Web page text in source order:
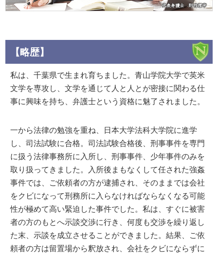
【略歴】
私は、千葉県で生まれ育ちました。青山学院大学で英米
文学を専攻し、文学を通じて人と人とが密接に関わる仕
事に興味を持ち、弁護士という資格に魅了されました。
一から法律の勉強を重ね、日本大学法科大学院に進学
し、司法試験に合格。司法試験合格後、刑事事件を専門
に扱う法律事務所に入所し、刑事事件、少年事件のみを
取り扱ってきました。入所後まもなくして任された強姦
事件では、ご依頼者の方が逮捕され、そのままでは会社
をクビになって刑務所に入らなければならなくなる可能
性が極めて高い緊迫した事件でした。私は、すぐに被害
者の方のもとへ示談交渉に行き、何度も交渉を繰り返し
た末、示談を成立させることができました。結果、ご依
頼者の方は留置場から釈放され、会社をクビにならずに